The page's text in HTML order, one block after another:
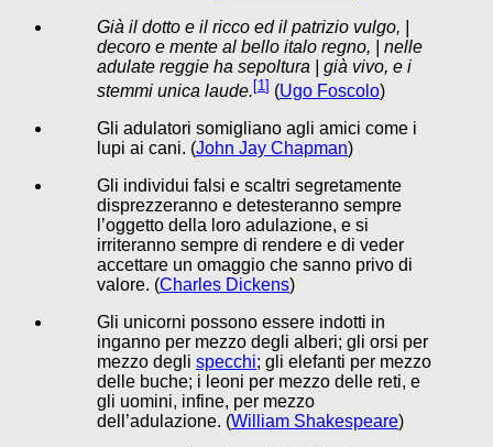
Già il dotto e il ricco ed il patrizio vulgo, |
decoro e mente al bello italo regno, | nelle
adulate reggie ha sepoltura | già vivo, e i
stemmi unica laude.[1] (Ugo Foscolo)
Gli adulatori somigliano agli amici come i
lupi ai cani. (John Jay Chapman)
Gli individui falsi e scaltri segretamente
disprez­zeranno e detesteranno sempre
l’oggetto della loro adulazione, e si
irriteranno sempre di rendere e di veder
accettare un omaggio che sanno privo di
valore. (Charles Dickens)
Gli unicorni possono essere indotti in
inganno per mezzo degli alberi; gli orsi per
mezzo degli specchi; gli elefanti per mezzo
delle buche; i leoni per mezzo delle reti, e
gli uomini, infine, per mezzo
dell’adulazione. (William Shakespeare)